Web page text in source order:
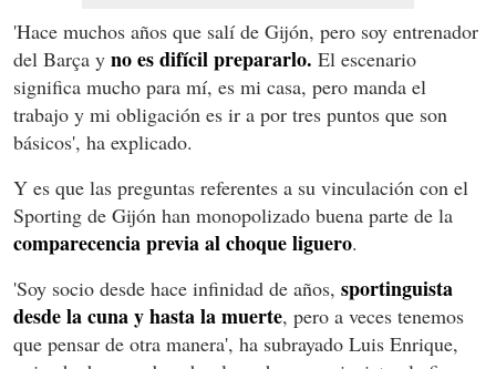
'Hace muchos años que salí de Gijón, pero soy entrenador
del Barça y no es difícil prepararlo. El escenario
significa mucho para mí, es mi casa, pero manda el
trabajo y mi obligación es ir a por tres puntos que son
básicos', ha explicado.
Y es que las preguntas referentes a su vinculación con el
Sporting de Gijón han monopolizado buena parte de la
comparecencia previa al choque liguero.
'Soy socio desde hace infinidad de años, sportinguista
desde la cuna y hasta la muerte, pero a veces tenemos
que pensar de otra manera', ha subrayado Luis Enrique,